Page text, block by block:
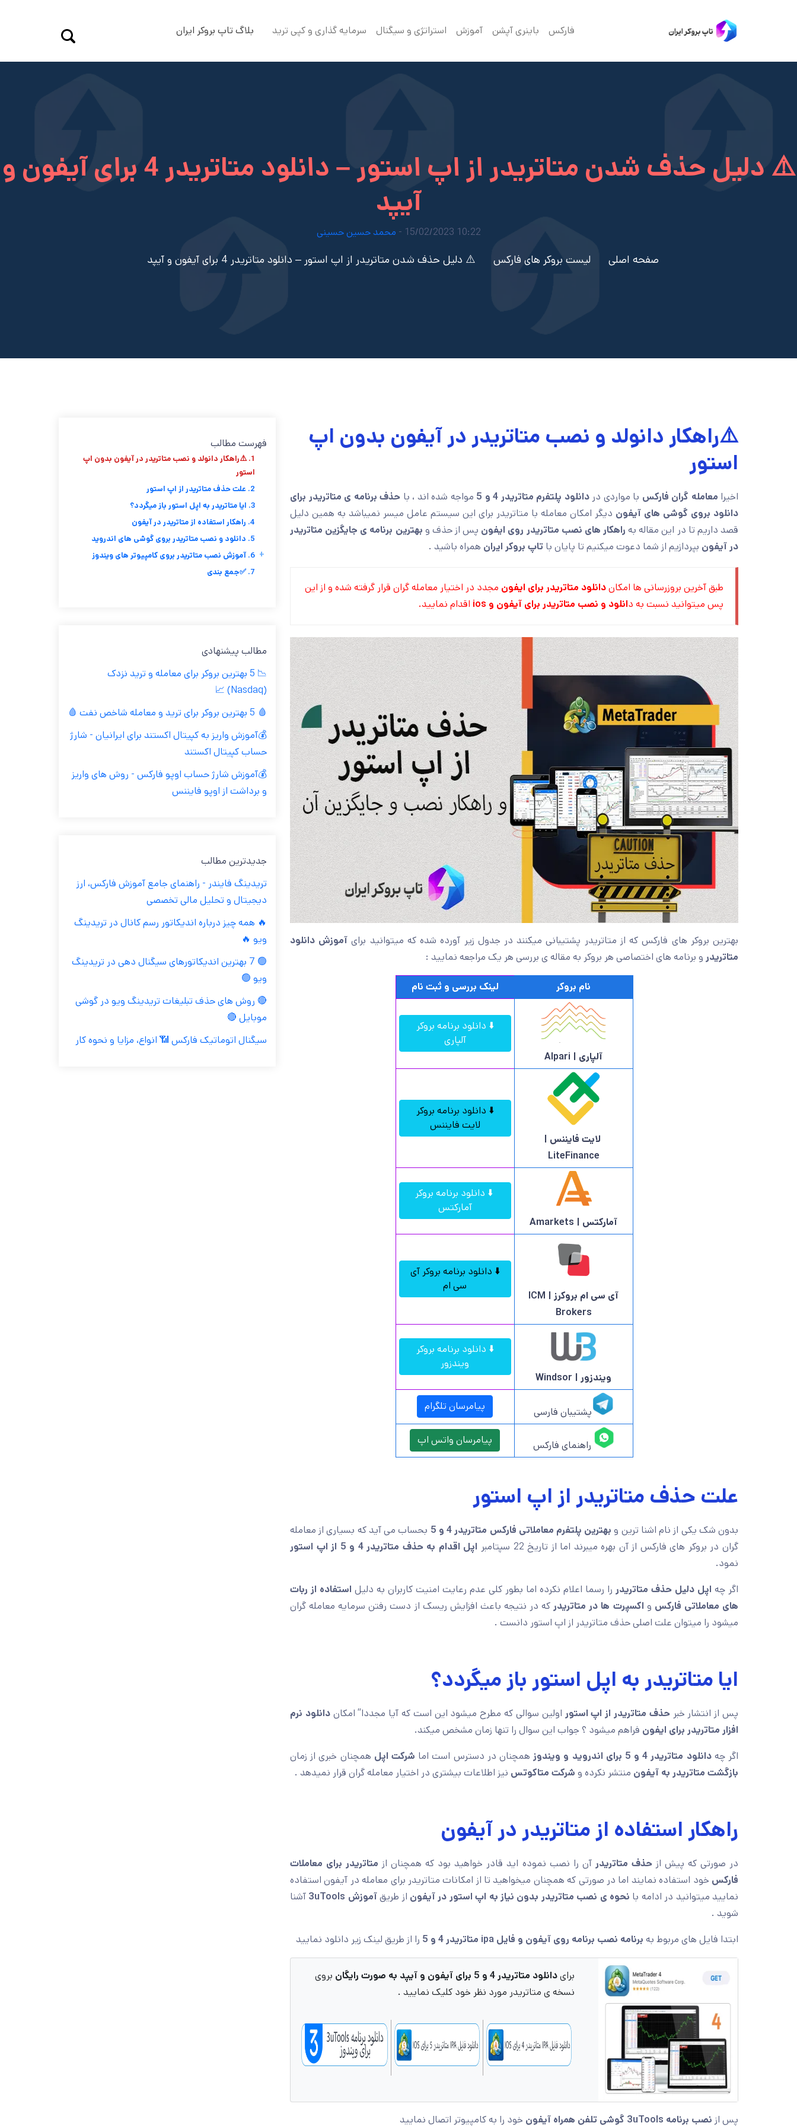
فارکس باینری آپشن آموزش استراتژی و سیگنال سرمایه گذاری و کپی ترید بلاگ تاپ بروکر ایران
⚠️ دلیل حذف شدن متاتریدر از اپ استور – دانلود متاتریدر 4 برای آیفون و
آیپد
10:22 15/02/2023 - محمد حسین حسینی
صفحه اصلی لیست بروکر های فارکس ⚠️ دلیل حذف شدن متاتریدر از اپ استور – دانلود متاتریدر 4 برای آیفون و آیپد
⚠️راهکار دانولد و نصب متاتریدر در آیفون بدون اپ
استور
اخیرا معامله گران فارکس با مواردی دردانلود پلتفرم متاتریدر 4 و 5 مواجه شده اند ، با حذف برنامه ی متاتریدر برای
دانلود بروی گوشی های آیفون دیگر امکان معامله با متاتریدر برای این سیستم عامل میسر نمیباشد به همین دلیل
قصد داریم تا در این مقاله به راهکار های نصب متاتریدر روی ایفون پس از حذف و بهترین برنامه ی جایگزین متاتریدر
در آیفون بپردازیم از شما دعوت میکنیم تا پایان با تاپ بروکر ایران همراه باشید .
طبق آخرین بروزرسانی ها امکاندانلود متاتریدر برای ایفون مجدد در اختیار معامله گران قرار گرفته شده و از این
پس میتوانید نسبت به دانلود و نصب متاتریدر برای آیفون و ios اقدام نمایید.
بهترین بروکر های فارکس که از متاتریدر پشتیبانی میکنند در جدول زیر آورده شده که میتوانید برای آموزش دانلود
متاتریدر و برنامه های اختصاصی هر بروکر به مقاله ی بررسی هر یک مراجعه نمایید :
نام بروکر لینک بررسی و ثبت نام
آلپاری | Alpari
⬇️ دانلود برنامه بروکر
آلپاری
لایت فایننس |
LiteFinance
⬇️ دانلود برنامه بروکر
لایت فایننس
آمارکتس | Amarkets
⬇️ دانلود برنامه بروکر
آمارکتس
آی سی ام بروکرز | ICM
Brokers
⬇️ دانلود برنامه بروکر آی
سی ام
ویندزور | Windsor
⬇️ دانلود برنامه بروکر
ویندزور
پشتیبان فارسی پیامرسان تلگرام
راهنمای فارکس پیامرسان واتس اپ
علت حذف متاتریدر از اپ استور
بدون شک یکی از نام اشنا ترین و بهترین پلتفرم معاملاتی فارکس متاتریدر 4 و 5
بحساب می آید که بسیاری از معامله
گران در بروکر های فارکس از آن بهره میبرند اما از تاریخ 22 سپتامبر
اپل اقدام به حذف متاتریدر 4 و 5 از اپ استور
نمود.
اگر چه اپل دلیل حذف متاتریدر را رسما اعلام نکرده اما بطور کلی عدم رعایت امنیت کاربران به دلیل استفاده از ربات
های معاملاتی فارکس و اکسپرت ها در متاتریدرکه در نتیجه باعث افزایش ریسک از دست رفتن سرمایه معامله گران
میشود را میتوان علت اصلی حذف متاتریدر از اپ استور دانست .
ایا متاتریدر به اپل استور باز میگردد؟
پس از انتشار خبرحذف متاتریدر از اپ استور اولین سوالی که مطرح میشود این است که آیا مجددا” امکاندانلود نرم
افزار متاتریدر برای ایفون فراهم میشود ؟ جواب این سوال را تنها زمان مشخص میکند.
اگر چهدانلود متاتریدر 4 و 5 برای اندروید و ویندوز همچنان در دسترس است اما شرکت اپل همچنان خبری از زمان
بازگشت متاتریدر به آیفون منتشر نکرده و شرکت متاکوتس نیز اطلاعات بیشتری در اختیار معامله گران قرار نمیدهد .
راهکار استفاده از متاتریدر در آیفون
در صورتی که پیش ازحذف متاتریدرآن را نصب نموده اید قادر خواهید بود که همچنان از متاتریدر برای معاملات
فارکس خود استفاده نمایند اما در صورتی که همچنان میخواهید تا از امکانات متاتریدر برای معامله در آیفون استفاده
نمایید میتوانید در ادامه با نحوه ی نصب متاتریدر بدون نیاز به اپ استور در آیفون از طریقآموزش
آشنا
شوید .
ابتدا فایل های مربوط به برنامه نصب برنامه روی آیفون و فایل ipa متاتریدر 4 و 5 را از طریق لینک زیر دانلود نمایید
برایدانلود متاتریدر 4 و 5 برای آیفون و آیپد به صورت رایگان
بروی
نسخه ی متاتریدر مورد نظر خود کلیک نمایید .
پس از نصب برنامه 3uTools گوشی تلفن همراه آیفون خود را به کامپیوتر اتصال نمایید
فهرست مطالب
1. ⚠️راهکار دانولد و نصب متاتریدر در آیفون بدون اپ
استور
2. علت حذف متاتریدر از اپ استور
3. ایا متاتریدر به اپل استور باز میگردد؟
4. راهکار استفاده از متاتریدر در آیفون
5. دانلود و نصب متاتریدر بروی گوشی های اندروید
6. آموزش نصب متاتریدر بروی کامپیوتر های ویندوز +
7. ✅جمع بندی
مطالب پیشنهادی
📉 5 بهترین بروکر برای معامله و ترید نزدک
(Nasdaq) 📈
🩸 5 بهترین بروکر برای ترید و معامله شاخص نفت 🩸
💰آموزش واریز به کپیتال اکستند برای ایرانیان - شارژ
حساب کپیتال اکستند
💰آموزش شارژ حساب اوپو فارکس - روش های واریز
و برداشت از اوپو فایننس
جدیدترین مطالب
تریدینگ فایندر - راهنمای جامع آموزش فارکس، ارز
دیجیتال و تحلیل مالی تخصصی
🔥 همه چیز درباره اندیکاتور رسم کانال در تریدینگ
ویو 🔥
🟢 7 بهترین اندیکاتورهای سیگنال دهی در تریدینگ
ویو 🟢
🔴 روش های حذف تبلیغات تریدینگ ویو در گوشی
موبایل 🔴
سیگنال اتوماتیک فارکس 📶 انواع، مزایا و نحوه کار